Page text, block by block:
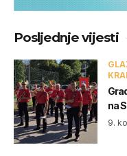
Posljednje vijesti
na
9.